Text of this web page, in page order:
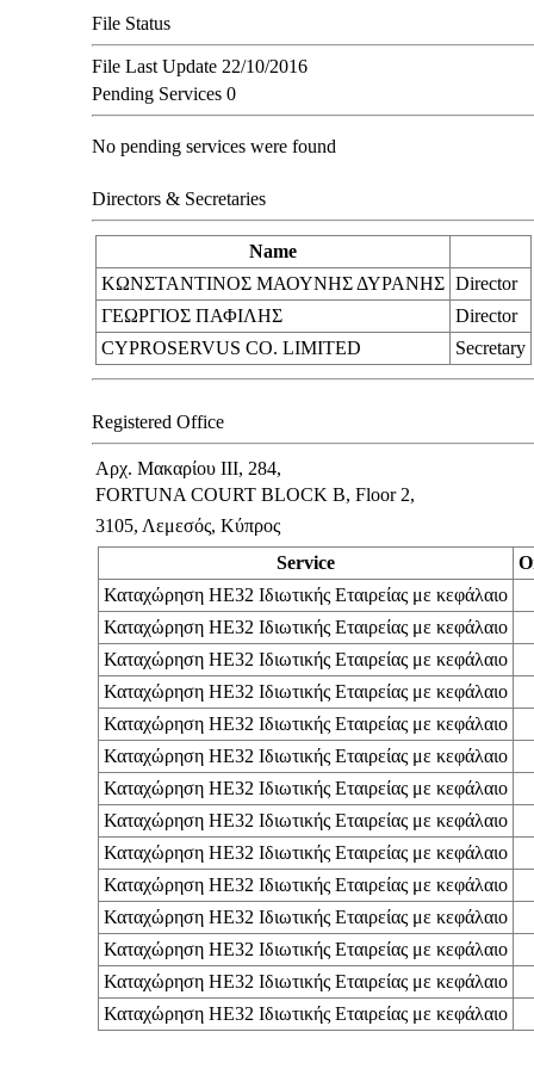
File Status
File Last Update 22/10/2016
Pending Services 0
No pending services were found
Directors & Secretaries
Name
ΚΩΝΣΤΑΝΤΙΝΟΣ ΜΑΟΥΝΗΣ ΔΥΡΑΝΗΣ Director
ΓΕΩΡΓΙΟΣ ΠΑΦΙΛΗΣ
Director
CYPROSERVUS CO. LIMITED
Secretary
Registered Office
Αρχ. Μακαρίου ΙΙΙ, 284,
FORTUNA COURT BLOCK B, Floor 2,
3105, Λεμεσός, Κύπρος
Service
Καταχώρηση ΗΕ32 Ιδιωτικής Εταιρείας με κεφάλαιο
Καταχώρηση ΗΕ32 Ιδιωτικής Εταιρείας με κεφάλαιο
Καταχώρηση ΗΕ32 Ιδιωτικής Εταιρείας με κεφάλαιο
Καταχώρηση ΗΕ32 Ιδιωτικής Εταιρείας με κεφάλαιο
Καταχώρηση ΗΕ32 Ιδιωτικής Εταιρείας με κεφάλαιο
Καταχώρηση ΗΕ32 Ιδιωτικής Εταιρείας με κεφάλαιο
Καταχώρηση ΗΕ32 Ιδιωτικής Εταιρείας με κεφάλαιο
Καταχώρηση ΗΕ32 Ιδιωτικής Εταιρείας με κεφάλαιο
Καταχώρηση ΗΕ32 Ιδιωτικής Εταιρείας με κεφάλαιο
Καταχώρηση ΗΕ32 Ιδιωτικής Εταιρείας με κεφάλαιο
Καταχώρηση ΗΕ32 Ιδιωτικής Εταιρείας με κεφάλαιο
Καταχώρηση ΗΕ32 Ιδιωτικής Εταιρείας με κεφάλαιο
Καταχώρηση ΗΕ32 Ιδιωτικής Εταιρείας με κεφάλαιο
Καταχώρηση ΗΕ32 Ιδιωτικής Εταιρείας με κεφάλαιο